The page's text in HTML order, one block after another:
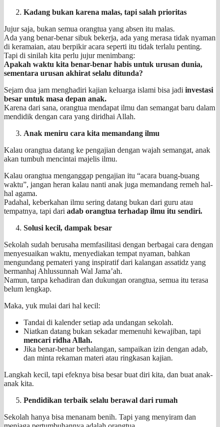
Kadang bukan karena malas, tapi salah prioritas
Jujur saja, bukan semua orangtua yang absen itu malas.
Ada yang benar-benar sibuk bekerja, ada yang merasa tidak nyaman
di keramaian, atau berpikir acara seperti itu tidak terlalu penting.
Tapi di sinilah kita perlu jujur menimbang:
Apakah waktu kita benar-benar habis untuk urusan dunia,
sementara urusan akhirat selalu ditunda?
Sejam dua jam menghadiri kajian keluarga islami bisa jadi investasi
besar untuk masa depan anak.
Karena dari sana, orangtua mendapat ilmu dan semangat baru dalam
mendidik dengan cara yang diridhai Allah.
Anak meniru cara kita memandang ilmu
Kalau orangtua datang ke pengajian dengan wajah semangat, anak
akan tumbuh mencintai majelis ilmu.
Kalau orangtua menganggap pengajian itu “acara buang-buang
waktu”, jangan heran kalau nanti anak juga memandang remeh hal-
hal agama.
Padahal, keberkahan ilmu sering datang bukan dari guru atau
tempatnya, tapi dari adab orangtua terhadap ilmu itu sendiri.
Solusi kecil, dampak besar
Sekolah sudah berusaha memfasilitasi dengan berbagai cara dengan
menyesuaikan waktu, menyediakan tempat nyaman, bahkan
mengundang pemateri yang inspiratif dari kalangan assatidz yang
bermanhaj Ahlussunnah Wal Jama’ah.
Namun, tanpa kehadiran dan dukungan orangtua, semua itu terasa
belum lengkap.
Maka, yuk mulai dari hal kecil:
Tandai di kalender setiap ada undangan sekolah.
Niatkan datang bukan sekadar memenuhi kewajiban, tapi
mencari ridha Allah.
Jika benar-benar berhalangan, sampaikan izin dengan adab,
dan minta rekaman materi atau ringkasan kajian.
Langkah kecil, tapi efeknya bisa besar buat diri kita, dan buat anak-
anak kita.
Pendidikan terbaik selalu berawal dari rumah
Sekolah hanya bisa menanam benih. Tapi yang menyiram dan